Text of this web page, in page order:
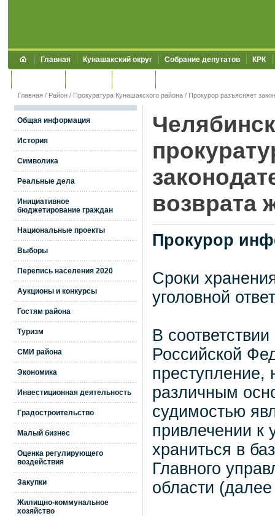
Главная Кунашакский округ Собрание депутатов КРК
Главная / Район / Прокуратура Кунашакского района / Прокурор разъясняет закон
Общая информация
История
Символика
Реальные дела
Инициативное
бюджетирование граждан
Национальные проекты
Выборы
Перепись населения 2020
Аукционы и конкурсы
Гостям района
Туризм
СМИ района
Экономика
Инвестиционная деятельность
Градостроительство
Малый бизнес
Оценка регулирующего
воздействия
Закупки
Жилищно-коммунальное
хозяйство
возврата
Прокурор
Сроки
уголовной
В
Российской
преступление,
различным
судимостью
привлечении к
храниться в
Главного
области